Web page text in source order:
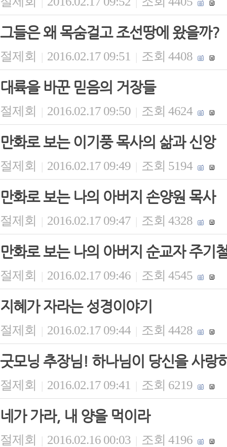
그들은 왜 목숨걸고 조선땅에 왔을까?
절제회 | 2016.02.17 09:51 | 조회 4408
대륙을 바꾼 믿음의 거장들
절제회 | 2016.02.17 09:50 | 조회 4624
만화로 보는 이기풍 목사의 삶과 신앙
절제회 | 2016.02.17 09:49 | 조회 5194
만화로 보는 나의 아버지 손양원 목사
절제회 | 2016.02.17 09:47 | 조회 4328
만화로 보는 나의 아버지 순교자 주기
절제회 | 2016.02.17 09:46 | 조회 4545
지혜가 자라는 성경이야기
절제회 | 2016.02.17 09:44 | 조회 4428
굿모닝 추장님! 하나님이 당신을 사랑
절제회 | 2016.02.17 09:41 | 조회 6219
네가 가라, 내 양을 먹이라
절제회 | 2016.02.16 00:03 | 조회 4196